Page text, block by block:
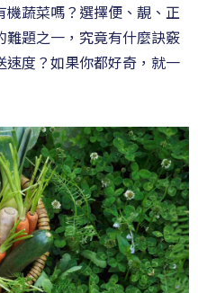
蔬菜嗎？選擇便、靚、正
題之一，究竟有什麼訣竅
度？如果你都好奇，就一